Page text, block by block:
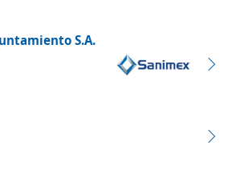
S.A.